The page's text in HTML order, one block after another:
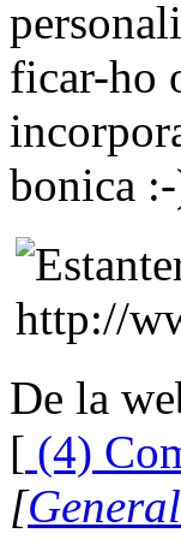
ficar-ho
bonica
De la
[ (4)
[General